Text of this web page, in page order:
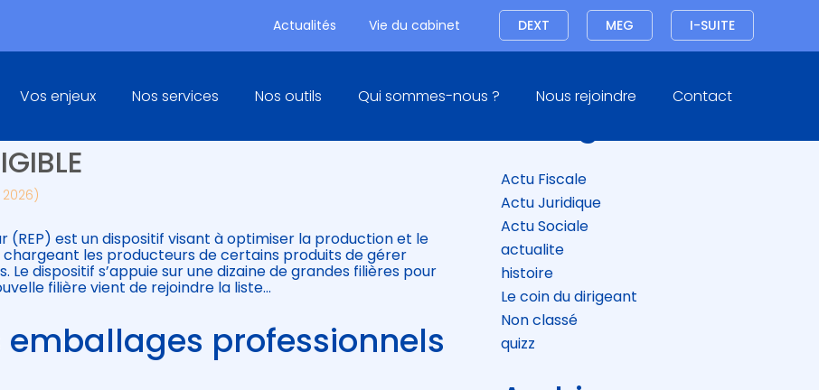
Actualités Vie du cabinet Connexion I-SUITE
MEG
DEXT
Principal
Vos enjeux Nos services Nos outils Qui sommes-nous ? Nous rejoindre Contact
DU PRODUCTEUR : UNE
(REP) est un dispositif visant à optimiser la production et le
les producteurs de certains produits de gérer
dispositif s’appuie sur une dizaine de grandes filières pour
filière vient de rejoindre la liste…
emballages professionnels
Blog
Actu Fiscale
Actu Juridique
Actu Sociale
actualite
histoire
Le coin du dirigeant
Non classé
quizz